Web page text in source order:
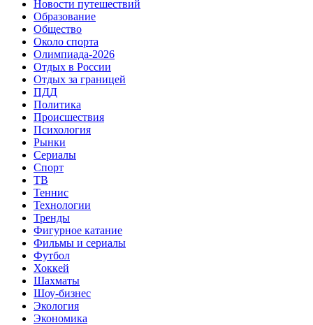
Новости путешествий
Образование
Общество
Около спорта
Олимпиада-2026
Отдых в России
Отдых за границей
ПДД
Политика
Происшествия
Психология
Рынки
Сериалы
Спорт
ТВ
Теннис
Технологии
Тренды
Фигурное катание
Фильмы и сериалы
Футбол
Хоккей
Шахматы
Шоу-бизнес
Экология
Экономика